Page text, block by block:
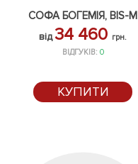
СОФА БОГЕМІЯ, BIS-M
від34 460 грн.
ВІДГУКІВ: 0
КУПИТИ